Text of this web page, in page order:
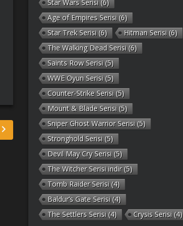
Star Wars Serisi (6)
Age of Empires Serisi (6)
Star Trek Serisi (6) Hitman Serisi (6)
The Walking Dead Serisi (6)
Saints Row Serisi (5)
WWE Oyun Serisi (5)
Counter-Strike Serisi (5)
Mount & Blade Serisi (5)
Sniper Ghost Warrior Serisi (5)
Stronghold Serisi (5)
Devil May Cry Serisi (5)
The Witcher Serisi indir(5)
Tomb Raider Serisi (4)
Baldur’s Gate Serisi (4)
The Settlers Serisi (4) Crysis Serisi (4)